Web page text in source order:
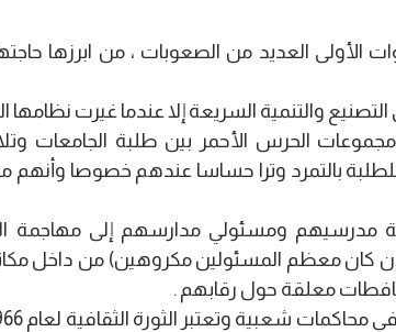
الأولى العديد من الصعوبات ، من ابرزها
والتنمية السريعة إلا عندما غيرت نظامها
تم تكوين مجموعات الحرس الأحمر بين طلبة
بالتمرد وترا حساسا عندهم خصوصا وأنهم
ومسئولي مدارسهم إلى مهاجمة
كان معظم المسئولين مكروهين) من داخل
يافطات معلقة حول رقابهم .